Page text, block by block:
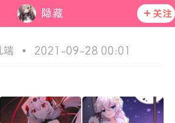
隐藏 关注
端 • 2021-09-28 00:01